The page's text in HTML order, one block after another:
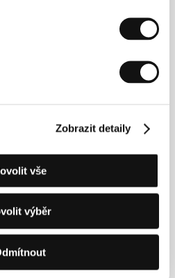
Zobrazit detaily
vše
výběr
92400, Courbevoie